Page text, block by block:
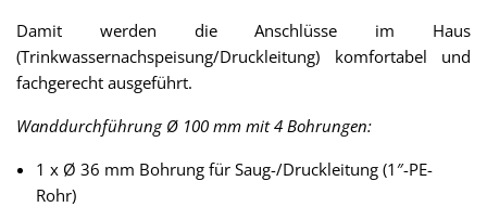
Damit werden die Anschlüsse im Haus
(Trinkwassernachspeisung/Druckleitung) komfortabel und
fachgerecht ausgeführt.
Wanddurchführung Ø 100 mm mit 4 Bohrungen:
1 x Ø 36 mm Bohrung für Saug-/Druckleitung (1″-PE-
Rohr)